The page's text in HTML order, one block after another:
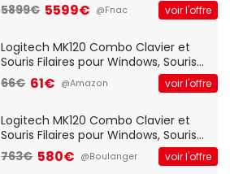
5899€ 5599€ @Fnac voir l'offre
Logitech MK120 Combo Clavier et
Souris Filaires pour Windows, Souris
Optique Filaire, Connexion USB Plug
And Play, Confortable, Taille
QWERTY UK - Noir
66€ 61€ @Amazon voir l'offre
Logitech MK120 Combo Clavier et
Souris Filaires pour Windows, Souris
Optique Filaire, Connexion USB Plug
And Play, Confortable, Taille
763€ 580€ @Boulanger voir l'offre